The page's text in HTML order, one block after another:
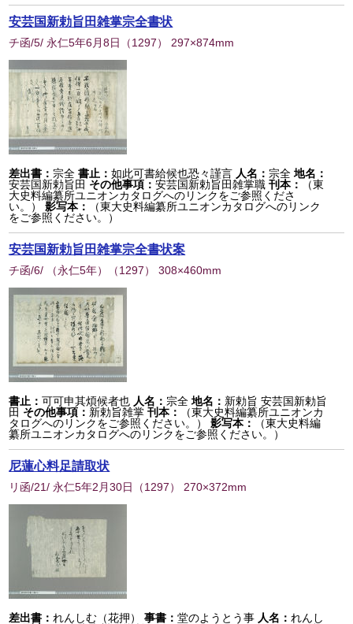
安芸国新勅旨田雑掌宗全書状
チ函/5/ 永仁5年6月8日 （1297） 297×874mm
差出書： 宗全 書止：如此可書給候也恐々謹言 人名： 宗全 地名：
安芸国新勅旨田 その他事項：安芸国新勅旨田雑掌職 刊本：
（東
大史料編纂所ユニオンカタログへのリンクをご参照くださ
い。）
影写本：
（東大史料編纂所ユニオンカタログへのリンク
をご参照ください。）
安芸国新勅旨田雑掌宗全書状案
チ函/6/ （永仁5年） （1297） 308×460mm
書止：可可申其煩候者也 人名： 宗全 地名： 新勅旨 安芸国新勅旨
田 その他事項： 新勅旨雑掌 刊本：
（東大史料編纂所ユニオンカ
タログへのリンクをご参照ください。）
影写本：
（東大史料編
纂所ユニオンカタログへのリンクをご参照ください。）
尼蓮心料足請取状
リ函/21/ 永仁5年2月30日 （1297） 270×372mm
差出書：れんしむ（花押） 事書：堂のようとう事 人名：れんし